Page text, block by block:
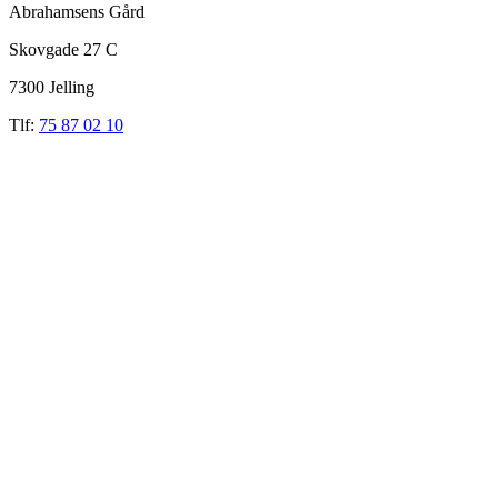
Abrahamsens Gård
Skovgade 27 C
7300 Jelling
Tlf: 75 87 02 10